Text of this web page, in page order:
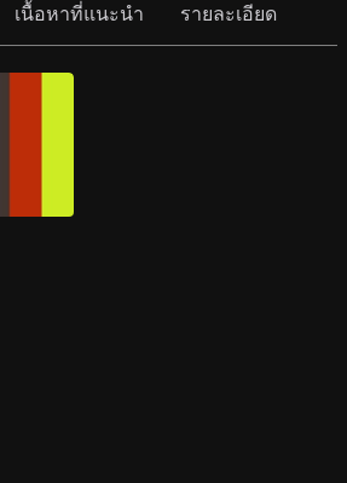
เนื้อหาที่แนะนำ รายละเอียด